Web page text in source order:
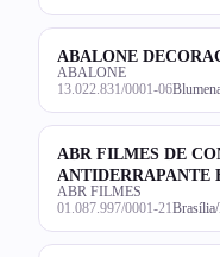
ABALONE
ABALONE
13.022.831/0001-06
ABR FILMES DE
ANTIDERRAPANTE
ABR FILMES
01.087.997/0001-21